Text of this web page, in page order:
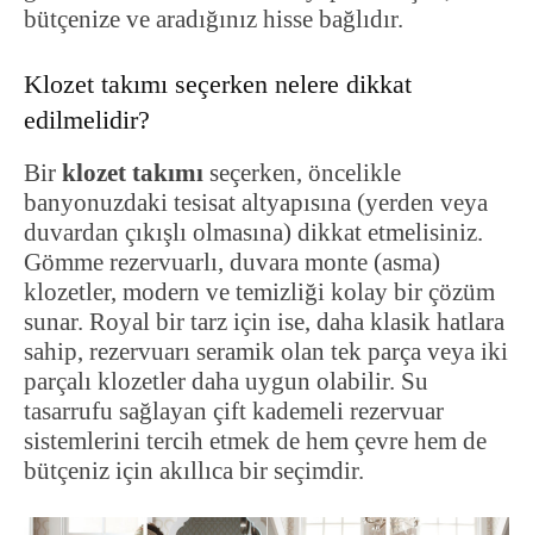
bütçenize ve aradığınız hisse bağlıdır.
Klozet takımı seçerken nelere dikkat
edilmelidir?
Bir klozet takımı seçerken, öncelikle
banyonuzdaki tesisat altyapısına (yerden veya
duvardan çıkışlı olmasına) dikkat etmelisiniz.
Gömme rezervuarlı, duvara monte (asma)
klozetler, modern ve temizliği kolay bir çözüm
sunar. Royal bir tarz için ise, daha klasik hatlara
sahip, rezervuarı seramik olan tek parça veya iki
parçalı klozetler daha uygun olabilir. Su
tasarrufu sağlayan çift kademeli rezervuar
sistemlerini tercih etmek de hem çevre hem de
bütçeniz için akıllıca bir seçimdir.